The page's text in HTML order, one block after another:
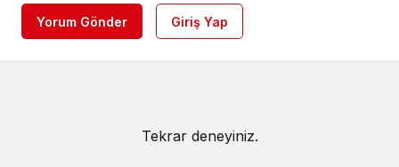
Yorum Gönder Giriş Yap
Tekrar deneyiniz.